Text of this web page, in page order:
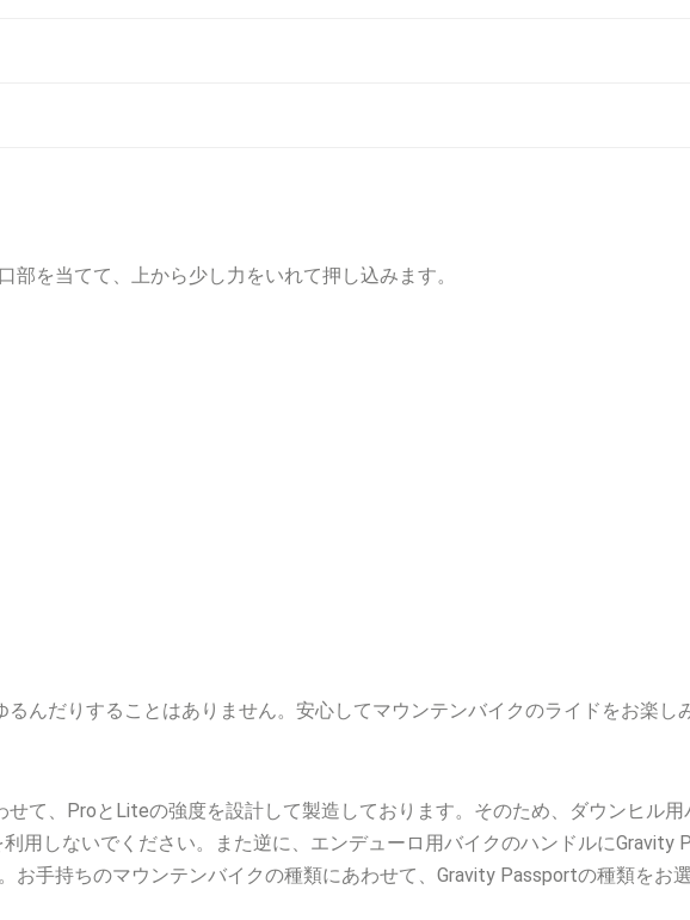
を当てて、上から少し力をいれて押し込みます。
んだりすることはありません。安心してマウンテンバイクのライドをお楽し
て、ProとLiteの強度を設計して製造しております。そのため、ダウンヒル用
用しないでください。また逆に、エンデューロ用バイクのハンドルにGravity
お手持ちのマウンテンバイクの種類にあわせて、Gravity Passportの種類をお選